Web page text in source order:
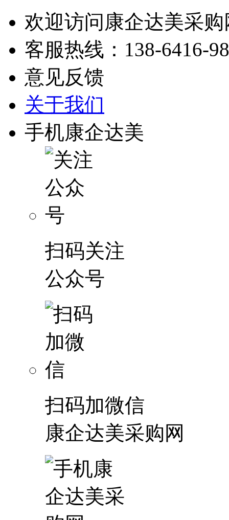
欢迎访问康企达美采购
客服热线： 138-6416-
意见反馈
关于我们
手机康企达美
扫码关注
公众号
扫码加微信
康企达美采购网